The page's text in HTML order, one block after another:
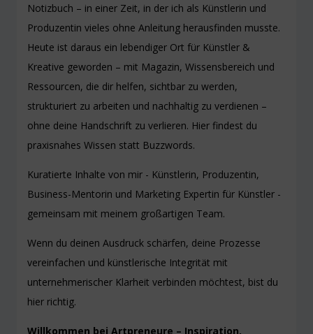
Notizbuch – in einer Zeit, in der ich als Künstlerin und
Produzentin vieles ohne Anleitung herausfinden musste.
Heute ist daraus ein lebendiger Ort für Künstler &
Kreative geworden – mit Magazin, Wissensbereich und
Ressourcen, die dir helfen, sichtbar zu werden,
strukturiert zu arbeiten und nachhaltig zu verdienen –
ohne deine Handschrift zu verlieren. Hier findest du
praxisnahes Wissen statt Buzzwords.
Kuratierte Inhalte von mir - Künstlerin, Produzentin,
Business-Mentorin und Marketing Expertin für Künstler -
gemeinsam mit meinem großartigen Team.
Wenn du deinen Ausdruck schärfen, deine Prozesse
vereinfachen und künstlerische Integrität mit
unternehmerischer Klarheit verbinden möchtest, bist du
hier richtig.
Willkommen bei Artpreneure – Inspiration,